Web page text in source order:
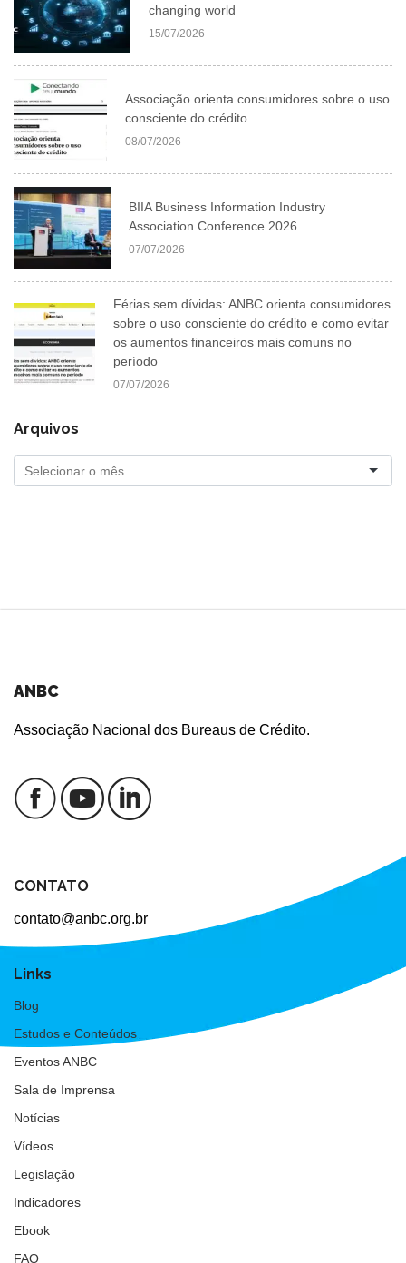
changing world
15/07/2026
Associação orienta consumidores sobre o uso
consciente do crédito
08/07/2026
BIIA Business Information Industry
Association Conference 2026
07/07/2026
Férias sem dívidas: ANBC orienta consumidores
sobre o uso consciente do crédito e como evitar
os aumentos financeiros mais comuns no
período
07/07/2026
Arquivos
ANBC
Associação Nacional dos Bureaus de Crédito.
CONTATO
contato@anbc.org.br
Links
Blog
Estudos e Conteúdos
Eventos ANBC
Sala de Imprensa
Notícias
Vídeos
Legislação
Indicadores
Ebook
FAQ